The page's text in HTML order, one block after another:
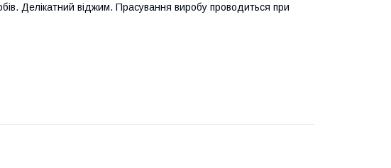
Делікатний віджим. Прасування виробу проводиться при